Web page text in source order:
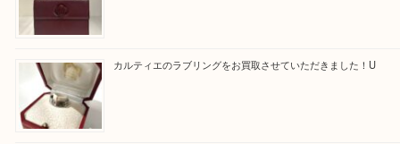
モンブラン万年筆を買取させて頂きました。U